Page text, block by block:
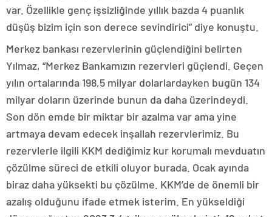
var. Özellikle genç işsizliğinde yıllık bazda 4 puanlık
düşüş bizim için son derece sevindirici” diye konuştu.
Merkez bankası rezervlerinin güçlendiğini belirten
Yılmaz, “Merkez Bankamızın rezervleri güçlendi. Geçen
yılın ortalarında 198,5 milyar dolarlardayken bugün 134
milyar doların üzerinde bunun da daha üzerindeydi.
Son dön emde bir miktar bir azalma var ama yine
artmaya devam edecek inşallah rezervlerimiz. Bu
rezervlerle ilgili KKM dediğimiz kur korumalı mevduatın
çözülme süreci de etkili oluyor burada. Ocak ayında
biraz daha yüksekti bu çözülme. KKM’de de önemli bir
azalış olduğunu ifade etmek isterim. En yükseldiği